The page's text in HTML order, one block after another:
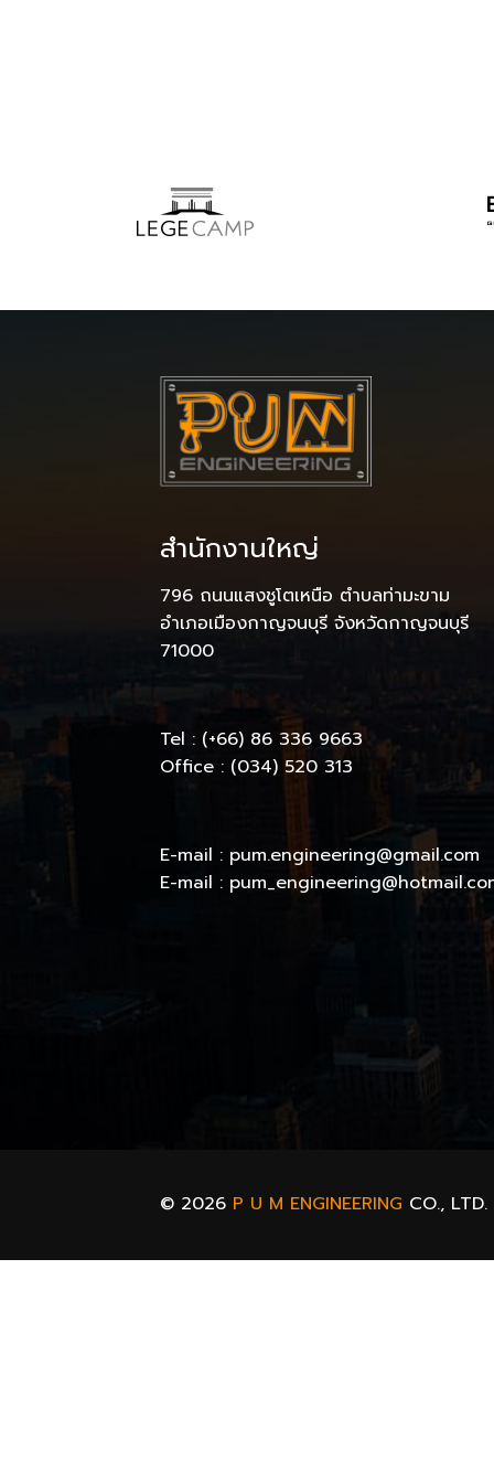
สำนักงานใหญ่
796 ถนนแสงชูโตเหนือ ตำบลท่ามะขาม
อำเภอเมืองกาญจนบุรี จังหวัดกาญจนบุรี
71000
Tel : (+66) 86 336 9663
Office : (034) 520 313
E-mail : pum.engineering@gmail.com
E-mail :
© 2026 P U M ENGINEERING CO., LTD.